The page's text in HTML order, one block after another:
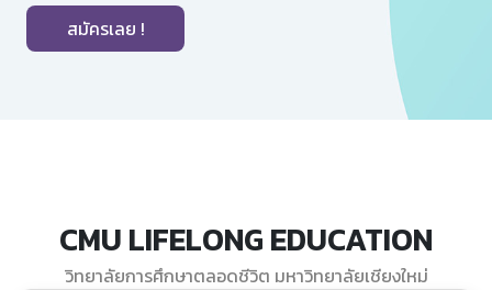
สมัครเลย !
CMU LIFELONG EDUCATION
วิทยาลัยการศึกษาตลอดชีวิต มหาวิทยาลัยเชียงใหม่